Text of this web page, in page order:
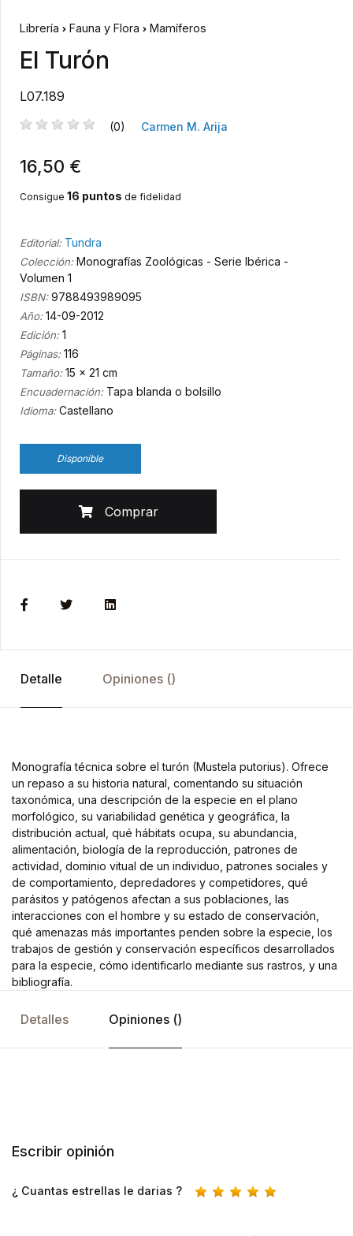
Librería Fauna y Flora Mamíferos
El Turón
L07.189
(0) Carmen M. Arija
16,50 €
Consigue 16 puntos de fidelidad
Editorial: Tundra
Colección:Monografías Zoológicas - Serie Ibérica -
Volumen 1
ISBN:9788493989095
Año:14-09-2012
Edición:1
Páginas:116
Tamaño:15 x 21 cm
Encuadernación:Tapa blanda o bolsillo
Idioma:Castellano
Disponible
Comprar
Detalle Opiniones ()
Monografía técnica sobre el turón (Mustela putorius). Ofrece
un repaso a su historia natural, comentando su situación
taxonómica, una descripción de la especie en el plano
morfológico, su variabilidad genética y geográfica, la
distribución actual, qué hábitats ocupa, su abundancia,
alimentación, biología de la reproducción, patrones de
actividad, dominio vitual de un individuo, patrones sociales y
de comportamiento, depredadores y competidores, qué
parásitos y patógenos afectan a sus poblaciones, las
interacciones con el hombre y su estado de conservación,
qué amenazas más importantes penden sobre la especie, los
trabajos de gestión y conservación específicos desarrollados
para la especie, cómo identificarlo mediante sus rastros, y una
bibliografía.
Detalles Opiniones ()
Escribir opinión
¿ Cuantas estrellas le darias ?